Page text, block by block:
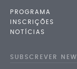
PROGRAMA
INSCRIÇÕES
NOTÍCIAS
SUBSCREVER